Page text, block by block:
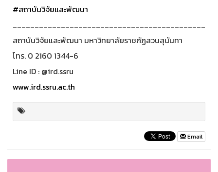
#สถาบันวิจัยและพัฒนา
____________________________________________
สถาบันวิจัยและพัฒนา มหาวิทยาลัยราชภัฏสวนสุนันทา
โทร. 0 2160 1344-6
Line ID : @ird.ssru
www.ird.ssru.ac.th
Email